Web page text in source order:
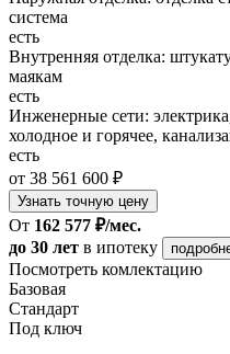
система
есть
Внутренняя отделка:
маякам
есть
Инженерные сети:
холодное и горячее,
есть
от 38 561 600 ₽
Узнать точную цену
От 162 577 ₽/мес.
до 30 лет в ипотеку
Посмотреть комлектацию
Базовая
Стандарт
Под ключ